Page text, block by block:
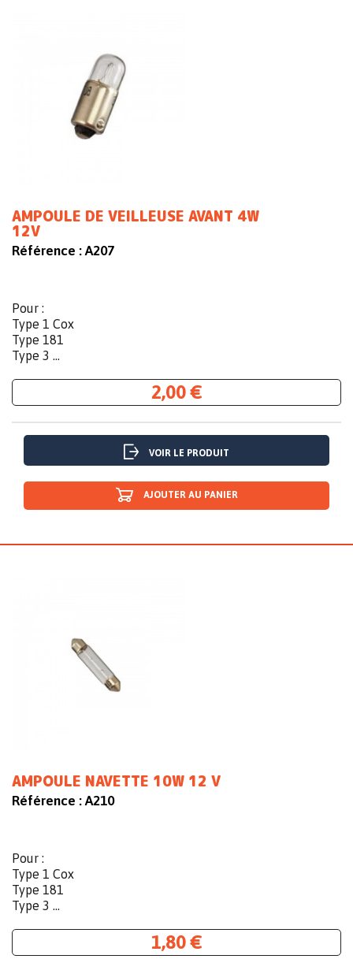
AMPOULE DE VEILLEUSE AVANT 4W
12V
Référence : A207
Pour :
Type 1 Cox
Type 181
Type 3 ...
2,00 €
VOIR LE PRODUIT
AJOUTER AU PANIER
AMPOULE NAVETTE 10W 12 V
Référence : A210
Pour :
Type 1 Cox
Type 181
Type 3 ...
1,80 €